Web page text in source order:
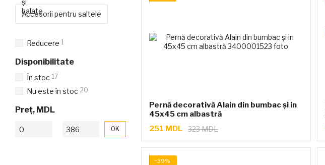
Pernă decorativă Alain din bumbac și in
45x45 cm albastră
323 MDL
251 MDL
−39%
Accesorii pentru saltele
Reducere 1
Disponibilitate
În stoc 17
Nu este în stoc 20
Preț, MDL
De la Preț, MDL
Până la Preț, MDL OK